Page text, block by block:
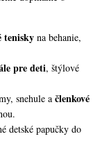
tenisky na behanie,
pre deti, štýlové
snehule a členkové
detské papučky do